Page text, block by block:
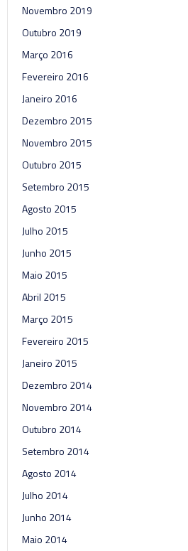
Novembro 2019
Outubro 2019
Março 2016
Fevereiro 2016
Janeiro 2016
Dezembro 2015
Novembro 2015
Outubro 2015
Setembro 2015
Agosto 2015
Julho 2015
Junho 2015
Maio 2015
Abril 2015
Março 2015
Fevereiro 2015
Janeiro 2015
Dezembro 2014
Novembro 2014
Outubro 2014
Setembro 2014
Agosto 2014
Julho 2014
Junho 2014
Maio 2014